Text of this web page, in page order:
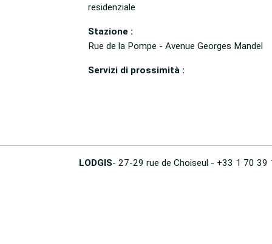
residenziale
Stazione :
Rue de la Pompe - Avenue Georges Mandel
Servizi di prossimità :
LODGIS- 27-29 rue de Choiseul - +33 1 70 39